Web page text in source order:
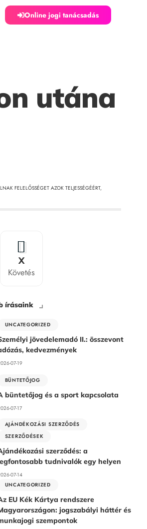
Online jogi tanácsadás
utána
FELELŐSSÉGET AZOK TELJESSÉGÉÉRT,
X
Követés
írásaink
UNCATEGORIZED
jövedelemadó II.: összevont
kedvezmények
07-19
BÜNTETŐJOG
büntetőjog és a sport kapcsolata
07-17
AJÁNDÉKOZÁSI SZERZŐDÉS
SZERZŐDÉSEK
szerződés: a
tudnivalók egy helyen
07-14
UNCATEGORIZED
EU Kék Kártya rendszere
jogszabályi háttér és
szempontok